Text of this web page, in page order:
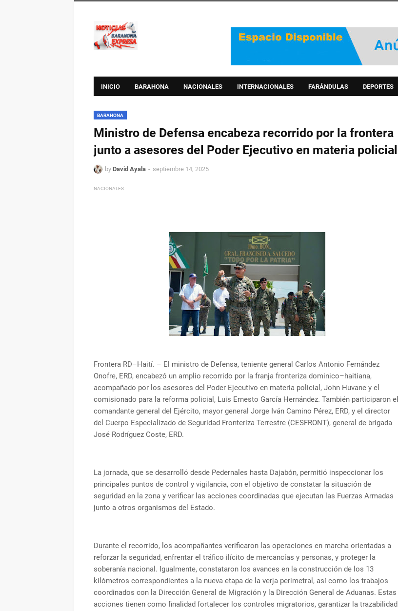
INICIO BARAHONA NACIONALES INTERNACIONALES FARÁNDULAS DEPORTES
BARAHONA
Ministro de Defensa encabeza recorrido por la frontera
junto a asesores del Poder Ejecutivo en materia policial
by David Ayala septiembre 14, 2025
NACIONALES
Frontera RD–Haití. – El ministro de Defensa, teniente general Carlos Antonio Fernández
Onofre, ERD, encabezó un amplio recorrido por la franja fronteriza dominico–haitiana,
acompañado por los asesores del Poder Ejecutivo en materia policial, John Huvane y el
comisionado para la reforma policial, Luis Ernesto García Hernández. También participaron el
comandante general del Ejército, mayor general Jorge Iván Camino Pérez, ERD, y el director
del Cuerpo Especializado de Seguridad Fronteriza Terrestre (CESFRONT), general de brigada
José Rodríguez Coste, ERD.
La jornada, que se desarrolló desde Pedernales hasta Dajabón, permitió inspeccionar los
principales puntos de control y vigilancia, con el objetivo de constatar la situación de
seguridad en la zona y verificar las acciones coordinadas que ejecutan las Fuerzas Armadas
junto a otros organismos del Estado.
Durante el recorrido, los acompañantes verificaron las operaciones en marcha orientadas a
reforzar la seguridad, enfrentar el tráfico ilícito de mercancías y personas, y proteger la
soberanía nacional. Igualmente, constataron los avances en la construcción de los 13
kilómetros correspondientes a la nueva etapa de la verja perimetral, así como los trabajos
coordinados con la Dirección General de Migración y la Dirección General de Aduanas. Estas
acciones tienen como finalidad fortalecer los controles migratorios, garantizar la trazabilidad